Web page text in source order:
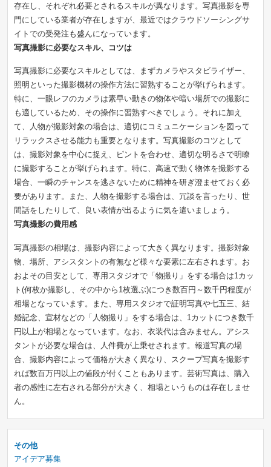
存在し、それぞれ必要とされるスキルが異なります。写真撮影を専
門にしている業者が存在しますが、最近ではクラウドソーシングサ
イトでの受発注も盛んになっています。
写真撮影に必要なスキル、コツは
写真撮影に必要なスキルとしては、まずカメラやスタビライザー、
照明といった撮影機材の操作方法に習熟することが挙げられます。
特に、一眼レフのカメラは素早い動きの物体や暗い場所での撮影に
も適しているため、その操作に習熟すべきでしょう。それに加え
て、人物が撮影対象の場合は、適切にコミュニケーションを図って
リラックスさせる能力も重要となります。写真撮影のコツとして
は、撮影対象を中心に捉え、ピントを合わせ、適切な明るさで明瞭
に撮影することが挙げられます。特に、高速で動く物体を撮影する
場合、一瞬のチャンスを逃さないために精神を研ぎ澄ませておく必
要があります。また、人物を撮影する場合は、冗談を言ったり、世
間話をしたりして、良い表情が出るように気を遣いましょう。
写真撮影の費用感
写真撮影の相場は、撮影内容によって大きく異なります。撮影対象
物、場所、アシスタントの有無など様々な要素に左右されます。お
およその目安として、専用スタジオで「物撮り」をする場合は1カッ
ト(何枚か撮影し、その中から1枚選ぶ)につき数百円～数千円程度が
相場となっています。また、専用スタジオで証明写真や七五三、結
婚記念、宣材などの「人物撮り」をする場合は、1カットにつき数千
円以上が相場となっています。なお、衣装代は含みません。アシス
タントが必要な場合は、人件費が上乗せされます。報道写真の場
合、撮影内容によって価格が大きく異なり、スクープ写真を撮影す
れば数百万円以上の値段が付くこともあります。芸術写真は、購入
者の感性に左右される部分が大きく、相場というものは存在しませ
ん。
その他
アイデア募集